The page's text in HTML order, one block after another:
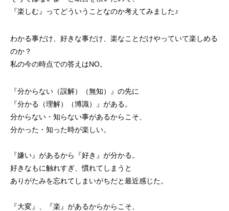
『楽しむ』ってどういうことなのか考えてみました♪
わかる事だけ、好きな事だけ、楽なことだけやっていて楽しめる
のか？
私の今の時点での答えはNO。
『分からない（誤解）（無知）』の先に
『分かる（理解）（博識）』がある。
分からない・知らない事があるからこそ、
分かった・知った時が楽しい。
『嫌い』があるから『好き』が分かる。
好きなもに触れすぎ、慣れてしまうと
ありがたみを忘れてしまいがちだと最近感じた。
『大変』、『楽』があるからからこそ、